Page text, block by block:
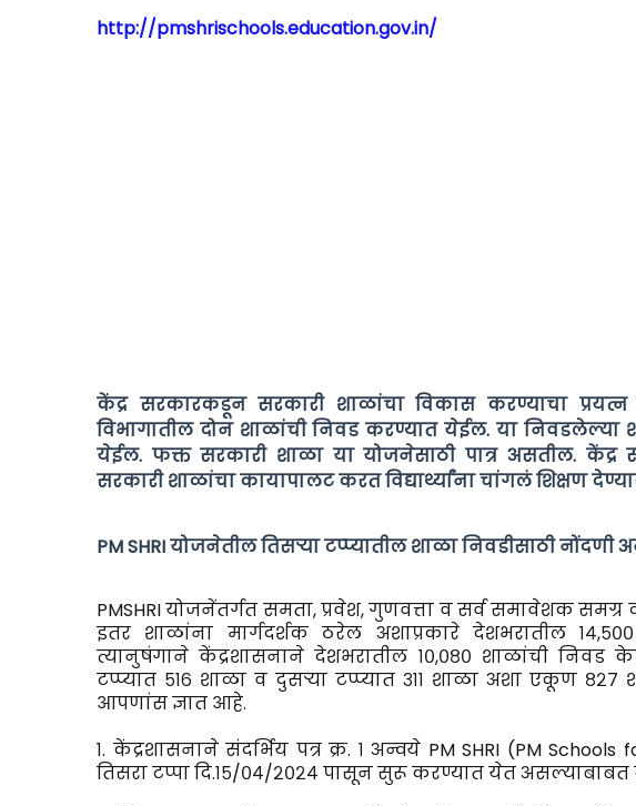
http://pmshrischools.education.gov.in/
केंद्र सरकारकडून सरकारी शाळांचा विकास करण्याचा प्रयत्न
विभागातील दोन शाळांची निवड करण्यात येईल. या
येईल. फक्त सरकारी शाळा या योजनेसाठी पात्र असतील. केंद्र
सरकारी शाळांचा कायापालट करत विद्यार्थ्यांना चांगलं शिक्षण
PM SHRI योजनेतील तिसऱ्या टप्प्यातील शाळा निवडीसाठी नोंदणी
PMSHRI योजनेंतर्गत समता, प्रवेश, गुणवत्ता व सर्व समावेशक
इतर शाळांना मार्गदर्शक ठरेल अशाप्रकारे देशभरातील
त्यानुषंगाने केंद्रशासनाने देशभरातील १०,०८० शाळांची निवड
टप्प्यात ५१६ शाळा व दुसऱ्या टप्प्यात ३११ शाळा अशा एकूण
आपणांस ज्ञात आहे.
१. केंद्रशासनाने संदर्भिय पत्र क्र. १ अन्वये PM SHRI (PM
तिसरा टप्पा दि.१५/०४/२०२४ पासून सुरू करण्यात येत